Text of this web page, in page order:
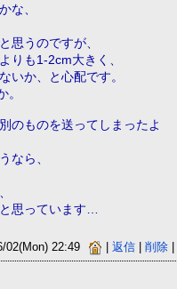
な、
思うのですが、
りも1-2cm大きく、
いか、と心配です。
のものを送ってしまったよ
なら、
思っています…
02(Mon) 22:49 |返信 |削除